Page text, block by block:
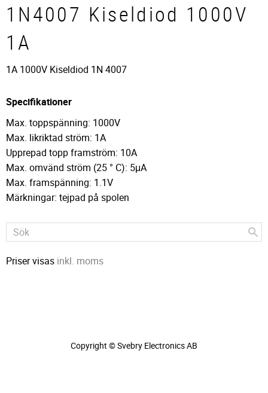
1N4007 Kiseldiod 1000V
1A
1A 1000V Kiseldiod 1N 4007
Specifikationer
Max. toppspänning: 1000V
Max. likriktad ström: 1A
Upprepad topp framström: 10A
Max. omvänd ström (25 ° C): 5μA
Max. framspänning: 1.1V
Märkningar: tejpad på spolen
Priser visas inkl. moms
Copyright © Svebry Electronics AB